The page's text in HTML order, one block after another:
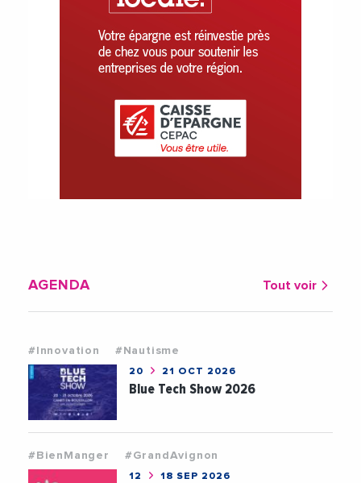
AGENDA Tout voir
#Innovation #Nautisme
20 21 OCT 2026
Blue Tech Show 2026
#BienManger #GrandAvignon
12 18 SEP 2026